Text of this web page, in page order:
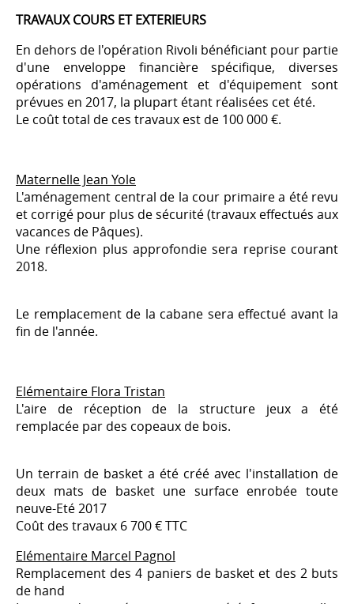
TRAVAUX COURS ET EXTERIEURS
En dehors de l'opération Rivoli bénéficiant pour partie
d'une enveloppe financière spécifique, diverses
opérations d'aménagement et d'équipement sont
prévues en 2017, la plupart étant réalisées cet été.
Le coût total de ces travaux est de 100 000 €.
Maternelle Jean Yole
L'aménagement central de la cour primaire a été revu
et corrigé pour plus de sécurité (travaux effectués aux
vacances de Pâques).
Une réflexion plus approfondie sera reprise courant
2018.
Le remplacement de la cabane sera effectué avant la
fin de l'année.
Elémentaire Flora Tristan
L'aire de réception de la structure jeux a été
remplacée par des copeaux de bois.
Un terrain de basket a été créé avec l'installation de
deux mats de basket une surface enrobée toute
neuve-Eté 2017
Coût des travaux 6 700 € TTC
Elémentaire Marcel Pagnol
Remplacement des 4 paniers de basket et des 2 buts
de hand